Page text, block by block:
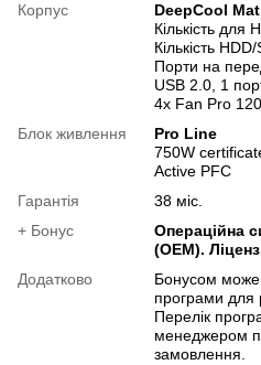
Корпус
DeepCool
Кількість для
Кількість
Порти на
USB 2.0, 1
4х Fan Pro
Блок живлення
Pro Line
750W
Active PFC
Гарантія
38 міс.
+ Бонус
Операційна
(OEM).
Додатково
Бонусом
програми для
Перелік
менеджером
замовлення.